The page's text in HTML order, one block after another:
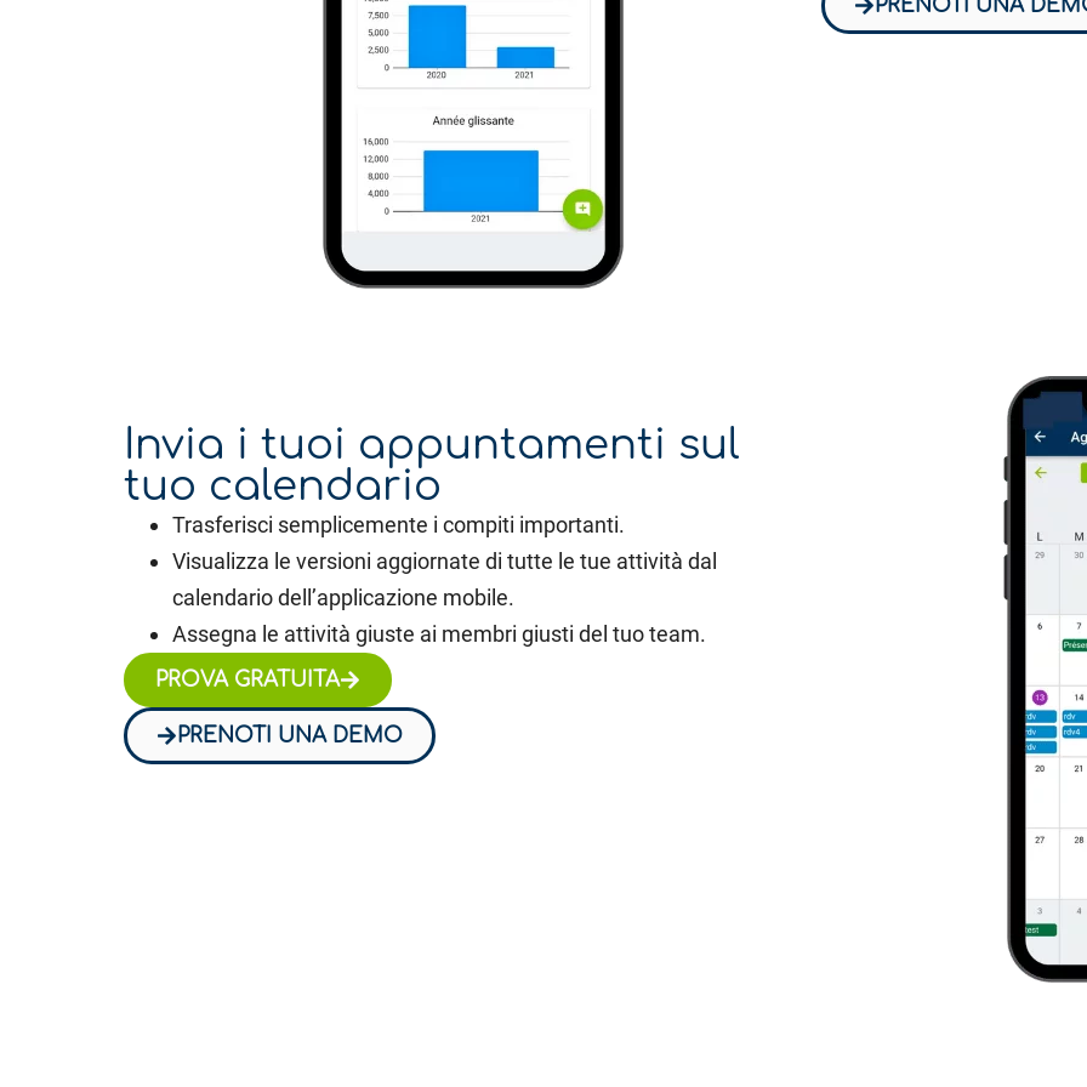
PRENOTI UNA
Invia i tuoi appuntamenti sul
tuo calendario
Trasferisci semplicemente i compiti importanti.
Visualizza le versioni aggiornate di tutte le tue attività dal
calendario dell’applicazione mobile.
Assegna le attività giuste ai membri giusti del tuo team.
PROVA GRATUITA
PRENOTI UNA DEMO